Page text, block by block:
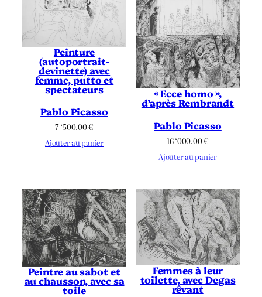
Peinture
(autoportrait-
devinette) avec
femme, putto et
spectateurs
Pablo Picasso
7 ‘500.00€
Ajouter au panier
« Ecce homo »,
d’après Rembrandt
Pablo Picasso
16 ‘000.00€
Ajouter au panier
Peintre au sabot et
au chausson, avec sa
toile
Femmes à leur
toilette, avec Degas
rêvant